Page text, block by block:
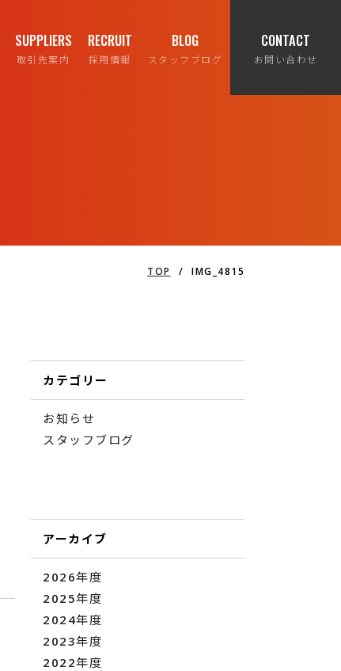
SUPPLIERS
取引先案内
RECRUIT
採用情報
BLOG
スタッフブログ
CONTACT
お問い合わせ
TOP / IMG_4815
カテゴリー
お知らせ
スタッフブログ
アーカイブ
2026年度
2025年度
2024年度
2023年度
2022年度